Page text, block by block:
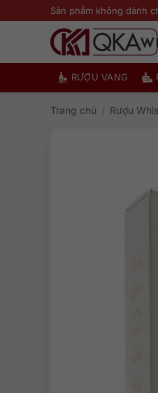
qua
Sản phẩm không dành
RƯỢU VANG
Trang chủ / Rượu